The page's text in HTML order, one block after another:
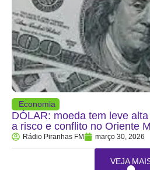
Economia
DÓLAR: moeda tem leve
a risco e conflito no Oriente
Rádio Piranhas FM março 30, 2026
VEJA